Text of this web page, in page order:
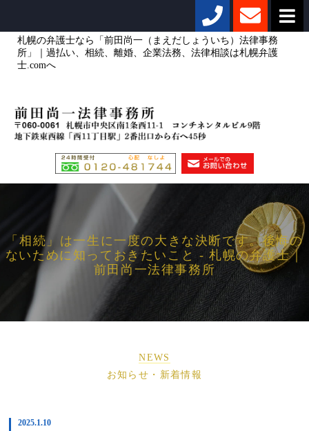
札幌の弁護士なら「前田尚一（まえだしょういち）法律事務
所」｜過払い、相続、離婚、企業法務、法律相談は札幌弁護
士.comへ
「相続」は一生に一度の大きな決断です。後悔の
ないために知っておきたいこと - 札幌の弁護士｜
前田尚一法律事務所
NEWS
お知らせ・新着情報
2025.1.10